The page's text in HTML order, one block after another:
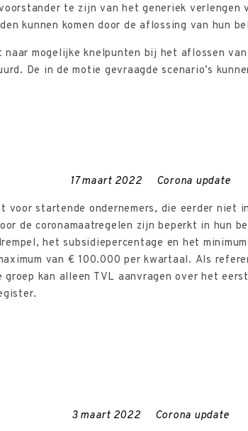
te zijn van het generiek
kunnen komen door de aflossing van hun
mogelijke knelpunten bij het aflossen
De in de motie gevraagde scenario’s
17 maart 2022 Corona update
startende ondernemers, die eerder niet
de coronamaatregelen zijn beperkt in hun
het subsidiepercentage en het
van € 100.000 per kwartaal. Als
kan alleen TVL aanvragen over het
3 maart 2022 Corona update